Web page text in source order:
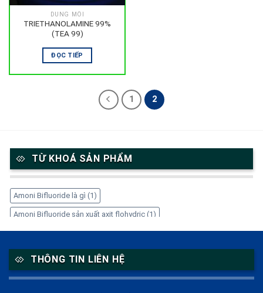
DUNG MÔI
TRIETHANOLAMINE 99%
(TEA 99)
ĐỌC TIẾP
1 2
TỪ KHOÁ SẢN PHẨM
Amoni Bifluoride là gì (1)
Amoni Bifluoride sản xuất axit flohydric (1)
Amoni Bifluoride trong công nghiệp(1)
Amoni Bifluoride tẩy gỉ thép(1) Amoni Bifluoride xử lý kim loại(1)
Amoni Bifluoride ăn mòn kính(1) Cetyl Stearyl Alcohol(1)
THÔNG TIN LIÊN HỆ